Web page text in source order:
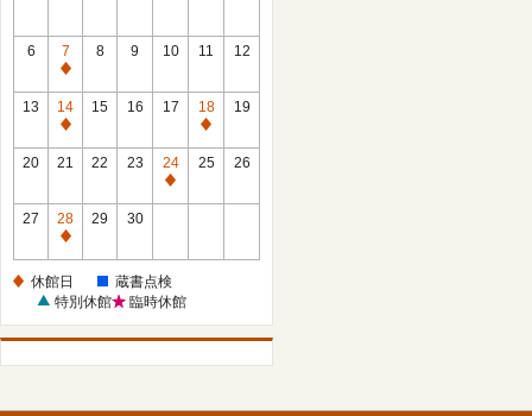
6
7
休
館
日
8 9 10 11 12
13
14
休
館
15 16 17
18
休
館
19
20 21 22 23
24
休
25 26
27
28
休
日
29 30
休館日
蔵書点検
特別休館
臨時休館